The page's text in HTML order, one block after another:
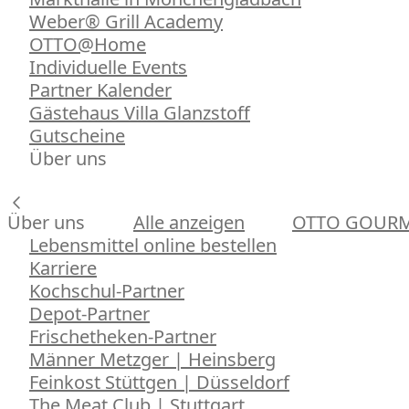
Weber® Grill Academy
OTTO@Home
Individuelle Events
Partner Kalender
Gästehaus Villa Glanzstoff
Gutscheine
Über uns
Über uns Alle anzeigen
OTTO
Lebensmittel online bestellen
Karriere
Kochschul-Partner
Depot-Partner
Frischetheken-Partner
Männer Metzger | Heinsberg
Feinkost Stüttgen | Düsseldorf